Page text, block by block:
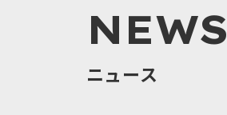
NEWS
ニュース